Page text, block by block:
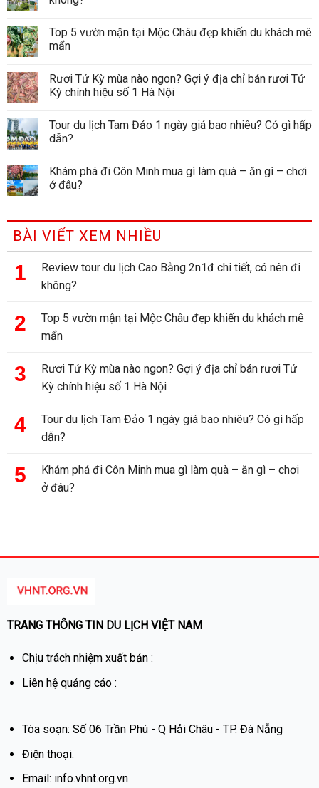
Top 5 vườn mận tại Mộc Châu đẹp khiến du khách mê
mẩn
Rươi Tứ Kỳ mùa nào ngon? Gợi ý địa chỉ bán rươi Tứ
Kỳ chính hiệu số 1 Hà Nội
Tour du lịch Tam Đảo 1 ngày giá bao nhiêu? Có gì hấp
dẫn?
Khám phá đi Côn Minh mua gì làm quà – ăn gì – chơi
ở đâu?
BÀI VIẾT XEM NHIỀU
Review tour du lịch Cao Bằng 2n1đ chi tiết, có nên đi
không?
Top 5 vườn mận tại Mộc Châu đẹp khiến du khách mê
mẩn
Rươi Tứ Kỳ mùa nào ngon? Gợi ý địa chỉ bán rươi Tứ
Kỳ chính hiệu số 1 Hà Nội
Tour du lịch Tam Đảo 1 ngày giá bao nhiêu? Có gì hấp
dẫn?
Khám phá đi Côn Minh mua gì làm quà – ăn gì – chơi
ở đâu?
TRANG THÔNG TIN DU LỊCH VIỆT NAM
Chịu trách nhiệm xuất bản :
Liên hệ quảng cáo :
Tòa soạn: Số 06 Trần Phú - Q Hải Châu - TP. Đà Nẵng
Điện thoại:
Email: info.vhnt.org.vn